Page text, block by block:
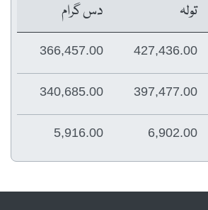
تولہ
دس گرام
427,436.00
366,457.00
397,477.00
340,685.00
6,902.00
5,916.00